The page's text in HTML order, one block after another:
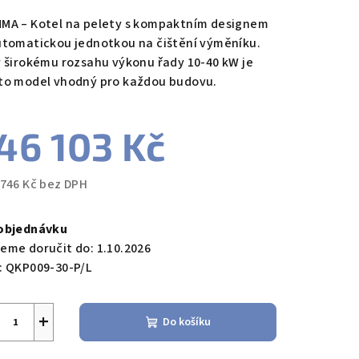
– Kotel na pelety s kompaktním designem
jednotkou na čištění výměníku.
širokému rozsahu výkonu řady 10-40 kW je
model vhodný pro každou budovu.
103 Kč
Kč bez DPH
doručit do: 1.10.2026
QKP009-30-P/L
+ Do košíku